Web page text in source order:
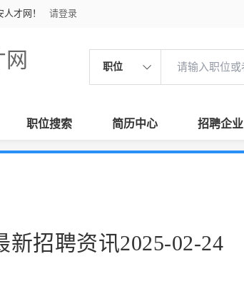
才网！ 请登录
职位
职位搜索 简历中心 招聘企业
新招聘资讯2025-02-24